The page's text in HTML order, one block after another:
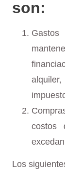
son:
costos
Los